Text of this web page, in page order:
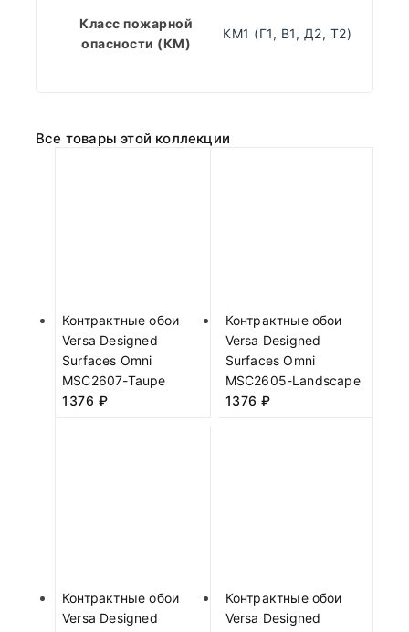
Класс пожарной
опасности (КМ)
КМ1 (Г1, В1, Д2, Т2)
Все товары этой коллекции
Контрактные обои
Versa Designed
Surfaces Omni
MSC2607-Taupe
1376 ₽
Контрактные обои
Versa Designed
Surfaces Omni
MSC2605-Landscape
1376 ₽
Контрактные обои
Versa Designed
Контрактные обои
Versa Designed